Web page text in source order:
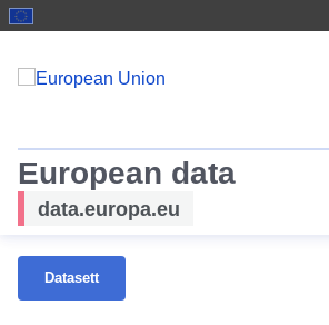
European data
data.europa.eu
Datasett